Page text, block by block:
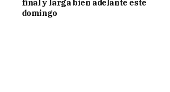
final y larga bien adelante este
domingo